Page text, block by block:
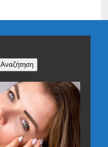
Αναζήτηση